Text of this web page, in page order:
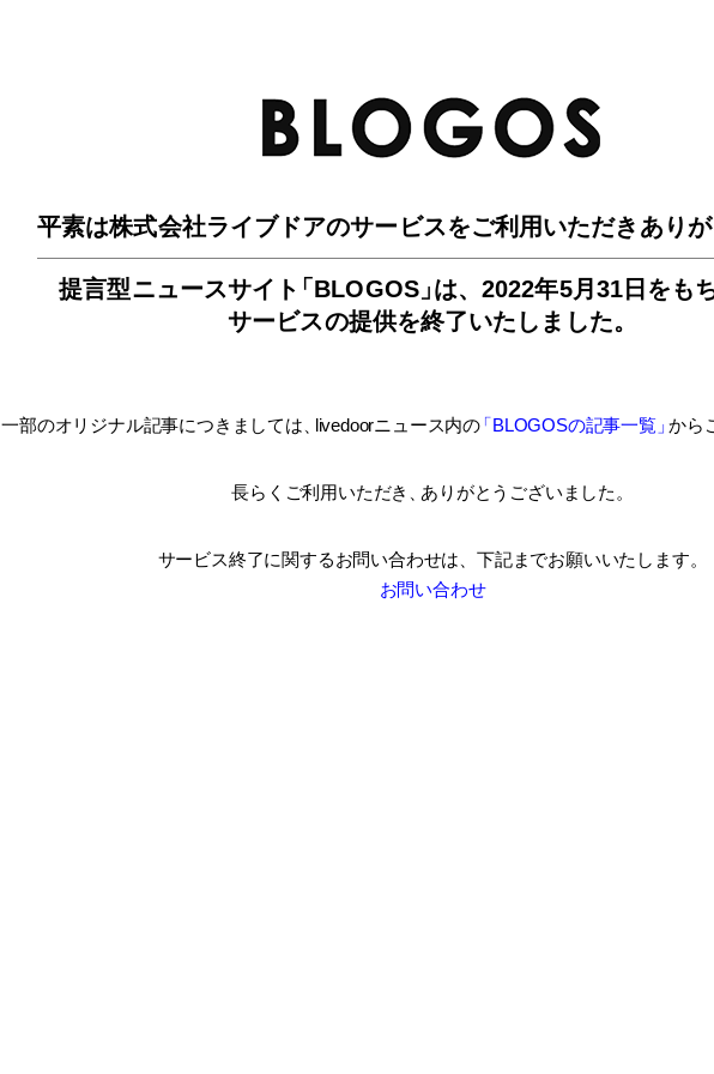
平素は株式会社ライブドアのサービスをご利用いただきありが
提言型ニュースサイ ト「BLOGOS」は、2022年5月31日をも
サービスの提供を終了いたしました。
一部のオリジナル記事につきましては livedoorニュース内の「BLOGOSの記事一覧」 から
長らくご利用いただき ありがとうございました。
サービス終了に関するお問い合わせは、 下記までお願いいたします。
お問い合わせ